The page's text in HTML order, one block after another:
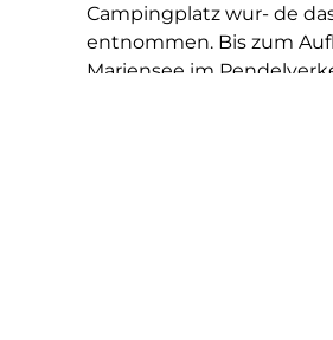
Campingplatz wur- de
entnommen. Bis zum
Mariensee im